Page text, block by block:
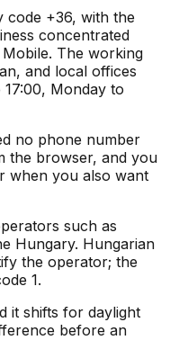
code +36, with the
concentrated
The working
and local offices
Monday to
no phone number
the browser, and you
when you also want
such as
Hungary. Hungarian
the operator; the
1.
it shifts for daylight
before an